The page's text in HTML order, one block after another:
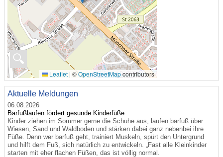
🔍
Leaflet | ©OpenStreetMapcontributors
Aktuelle Meldungen
06.08.2026
Barfußlaufen fördert gesunde Kinderfüße
Kinder ziehen im Sommer gerne die Schuhe aus, laufen barfuß über
Wiesen, Sand und Waldboden und stärken dabei ganz nebenbei ihre
Füße. Denn wer barfuß geht, trainiert Muskeln, spürt den Untergrund
und hilft dem Fuß, sich natürlich zu entwickeln. „Fast alle Kleinkinder
starten mit eher flachen Füßen, das ist völlig normal.